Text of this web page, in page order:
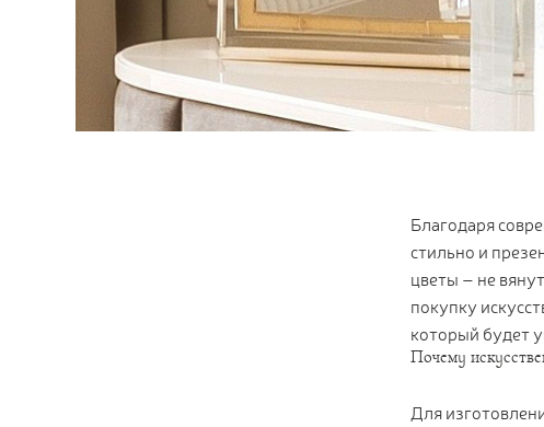
Благодаря
стильно и
цветы – не
покупку
который будет
Почему
Для